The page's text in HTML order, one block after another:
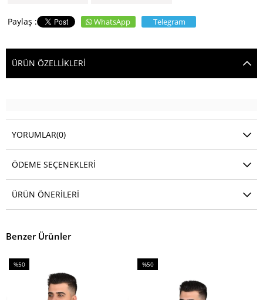
WhatsApp Telegram
ÜRÜN ÖZELLIKLERI
YORUMLAR(0)
ÖDEME SEÇENEKLERI
ÜRÜN ÖNERILERI
Benzer Ürünler
%50
%50